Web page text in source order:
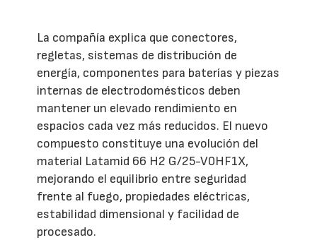
La compañía explica que conectores,
regletas, sistemas de distribución de
energía, componentes para baterías y piezas
internas de electrodomésticos deben
mantener un elevado rendimiento en
espacios cada vez más reducidos. El nuevo
compuesto constituye una evolución del
material Latamid 66 H2 G/25-V0HF1X,
mejorando el equilibrio entre seguridad
frente al fuego, propiedades eléctricas,
estabilidad dimensional y facilidad de
procesado.